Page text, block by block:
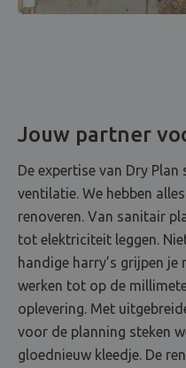
Jouw partner
De expertise van Dry
ventilatie. We hebben
renoveren. Van sanitair
tot elektriciteit leggen.
handige harry’s grijpen je
werken tot op de
oplevering. Met
voor de planning steken
gloednieuw kleedje. De